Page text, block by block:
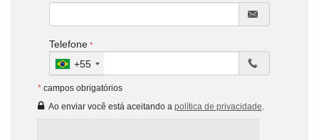
Telefone
+55
* campos obrigatórios
Ao enviar você está aceitando a política de privacidade.